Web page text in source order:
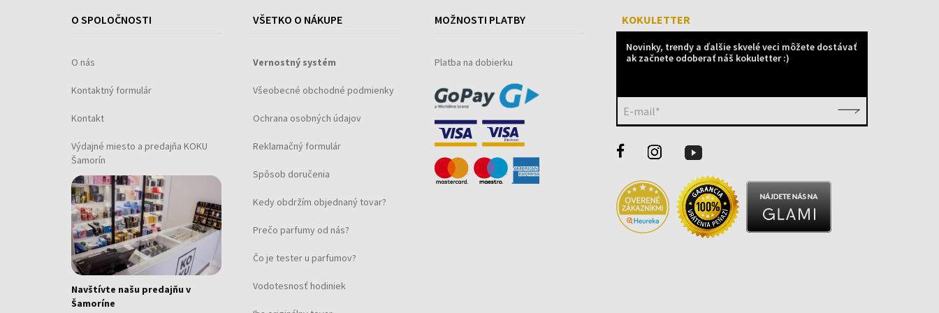
Tvar puzdra: Guľatý
Sklo: tvrdené, minerálne sklo
Štýl: Športový
Materiál remienka: Silikón
Farba remienka: Čierna
Šírka pásika: 22
Spona: Pracka
Maximálny obvod zápästia: 230
Hmotnosť: 0,13
Obsah dodávky: Krabička, Návod na použitie, Balenie, Záručný doklad
O SPOLOČNOSTI
O nás
Kontaktný formulár
Kontakt
Výdajné miesto a predajňa KOKU
Šamorín
Navštívte našu predajňu v
Šamoríne
VŠETKO O NÁKUPE
Vernostný systém
Všeobecné obchodné podmienky
Ochrana osobných údajov
Reklamačný formulár
Spôsob doručenia
Kedy obdržím objednaný tovar?
Prečo parfumy od nás?
Čo je tester u parfumov?
Vodotesnosť hodiniek
MOŽNOSTI PLATBY
Platba na dobierku
KOKULETTER
Novinky, trendy a ďalšie skvelé veci môžete dostávať
ak začnete odoberať náš kokuletter :)
E-mail*